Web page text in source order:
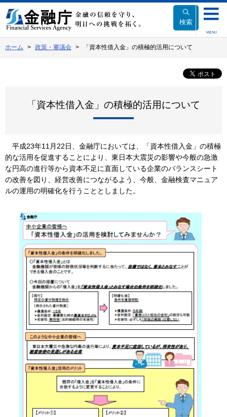
文
へ
動
検索
MENU
ホーム 政策・審議会 「資本性借入金」の積極的活用について
「資本性借入金」の積極的活用について
平成23年11月22日、金融庁においては、「資本性借入金」の積極
的な活用を促進することにより、東日本大震災の影響や今般の急激
な円高の進行等から資本不足に直面している企業のバランスシート
の改善を図り、経営改善につながるよう、今般、金融検査マニュア
ルの運用の明確化を行うこととしました。